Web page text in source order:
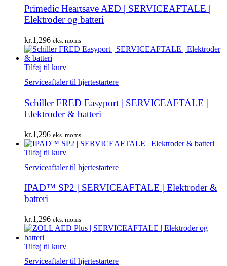
Primedic Heartsave AED | SERVICEAFTALE |
Elektroder og batteri
kr.1,296 eks. moms
Tilføj til kurv
Serviceaftaler til hjertestartere
Schiller FRED Easyport | SERVICEAFTALE |
Elektroder & batteri
kr.1,296 eks. moms
Tilføj til kurv
Serviceaftaler til hjertestartere
IPAD™ SP2 | SERVICEAFTALE | Elektroder &
batteri
kr.1,296 eks. moms
Tilføj til kurv
Serviceaftaler til hjertestartere